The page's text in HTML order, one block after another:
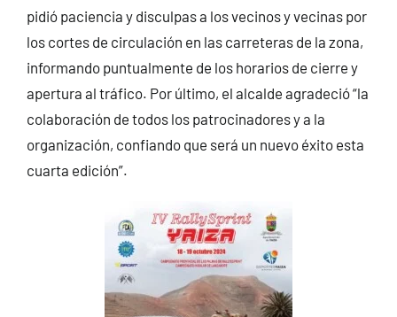
pidió paciencia y disculpas a los vecinos y vecinas por
los cortes de circulación en las carreteras de la zona,
informando puntualmente de los horarios de cierre y
apertura al tráfico. Por último, el alcalde agradeció “la
colaboración de todos los patrocinadores y a la
organización, confiando que será un nuevo éxito esta
cuarta edición”.